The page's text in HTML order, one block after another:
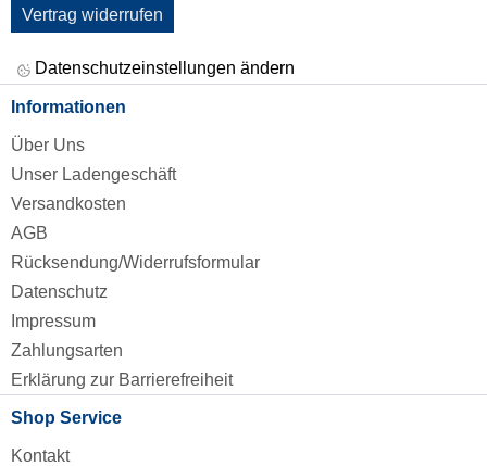
Vertrag widerrufen
Datenschutzeinstellungen ändern
Informationen
Über Uns
Unser Ladengeschäft
Versandkosten
AGB
Rücksendung/Widerrufsformular
Datenschutz
Impressum
Zahlungsarten
Erklärung zur Barrierefreiheit
Shop Service
Kontakt